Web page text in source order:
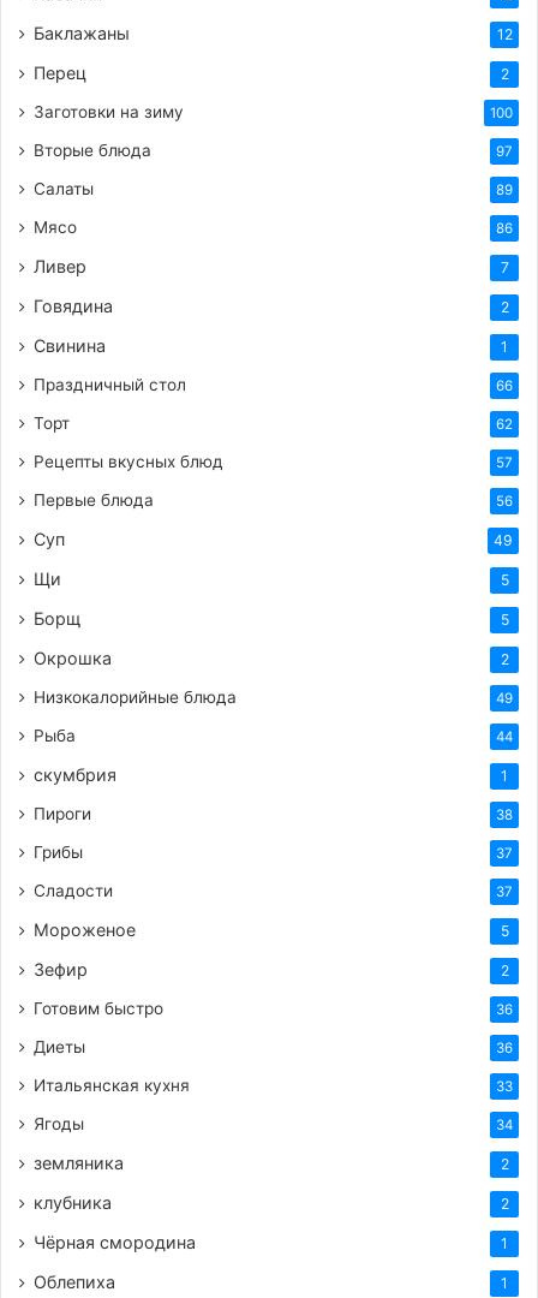
Баклажаны 12
Перец 2
Заготовки на зиму 100
Вторые блюда 97
Салаты 89
Мясо 86
Ливер 7
Говядина 2
Свинина 1
Праздничный стол 66
Торт 62
Рецепты вкусных блюд 57
Первые блюда 56
Суп 49
Щи 5
Борщ 5
Окрошка 2
Низкокалорийные блюда 49
Рыба 44
скумбрия 1
Пироги 38
Грибы 37
Сладости 37
Мороженое 5
Зефир 2
Готовим быстро 36
Диеты 36
Итальянская кухня 33
Ягоды 34
земляника 2
клубника 2
Чёрная смородина 1
Облепиха 1